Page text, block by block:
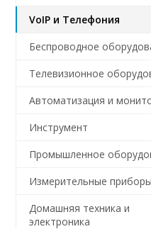
VoIP и Телефония
Беспроводное
Телевизионное
Автоматизация и
Инструмент
Промышленное
Измерительные приборы
Домашняя техника и
электроника